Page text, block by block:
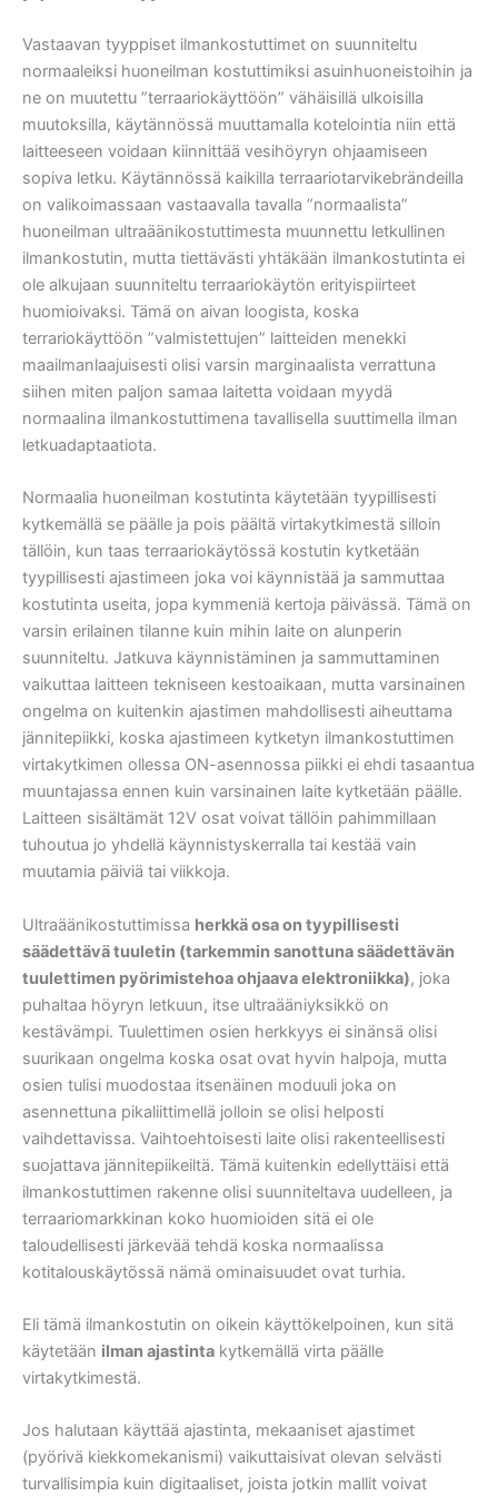
Vastaavan tyyppiset ilmankostuttimet on suunniteltu
normaaleiksi huoneilman kostuttimiksi asuinhuoneistoihin ja
ne on muutettu ”terraariokäyttöön” vähäisillä ulkoisilla
muutoksilla, käytännössä muuttamalla kotelointia niin että
laitteeseen voidaan kiinnittää vesihöyryn ohjaamiseen
sopiva letku. Käytännössä kaikilla terraariotarvikebrändeilla
on valikoimassaan vastaavalla tavalla ”normaalista”
huoneilman ultraäänikostuttimesta muunnettu letkullinen
ilmankostutin, mutta tiettävästi yhtäkään ilmankostutinta ei
ole alkujaan suunniteltu terraariokäytön erityispiirteet
huomioivaksi. Tämä on aivan loogista, koska
terrariokäyttöön ”valmistettujen” laitteiden menekki
maailmanlaajuisesti olisi varsin marginaalista verrattuna
siihen miten paljon samaa laitetta voidaan myydä
normaalina ilmankostuttimena tavallisella suuttimella ilman
letkuadaptaatiota.
Normaalia huoneilman kostutinta käytetään tyypillisesti
kytkemällä se päälle ja pois päältä virtakytkimestä silloin
tällöin, kun taas terraariokäytössä kostutin kytketään
tyypillisesti ajastimeen joka voi käynnistää ja sammuttaa
kostutinta useita, jopa kymmeniä kertoja päivässä. Tämä on
varsin erilainen tilanne kuin mihin laite on alunperin
suunniteltu. Jatkuva käynnistäminen ja sammuttaminen
vaikuttaa laitteen tekniseen kestoaikaan, mutta varsinainen
ongelma on kuitenkin ajastimen mahdollisesti aiheuttama
jännitepiikki, koska ajastimeen kytketyn ilmankostuttimen
virtakytkimen ollessa ON-asennossa piikki ei ehdi tasaantua
muuntajassa ennen kuin varsinainen laite kytketään päälle.
Laitteen sisältämät 12V osat voivat tällöin pahimmillaan
tuhoutua jo yhdellä käynnistyskerralla tai kestää vain
muutamia päiviä tai viikkoja.
Ultraäänikostuttimissa herkkä osa on tyypillisesti
säädettävä tuuletin (tarkemmin sanottuna säädettävän
tuulettimen pyörimistehoa ohjaava elektroniikka), joka
puhaltaa höyryn letkuun, itse ultraääniyksikkö on
kestävämpi. Tuulettimen osien herkkyys ei sinänsä olisi
suurikaan ongelma koska osat ovat hyvin halpoja, mutta
osien tulisi muodostaa itsenäinen moduuli joka on
asennettuna pikaliittimellä jolloin se olisi helposti
vaihdettavissa. Vaihtoehtoisesti laite olisi rakenteellisesti
suojattava jännitepiikeiltä. Tämä kuitenkin edellyttäisi että
ilmankostuttimen rakenne olisi suunniteltava uudelleen, ja
terraariomarkkinan koko huomioiden sitä ei ole
taloudellisesti järkevää tehdä koska normaalissa
kotitalouskäytössä nämä ominaisuudet ovat turhia.
Eli tämä ilmankostutin on oikein käyttökelpoinen, kun sitä
käytetään ilman ajastinta kytkemällä virta päälle
virtakytkimestä.
Jos halutaan käyttää ajastinta, mekaaniset ajastimet
(pyörivä kiekkomekanismi) vaikuttaisivat olevan selvästi
turvallisimpia kuin digitaaliset, joista jotkin mallit voivat